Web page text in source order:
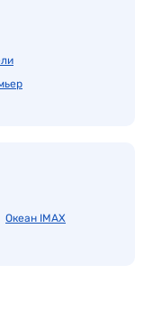
Океан IMAX